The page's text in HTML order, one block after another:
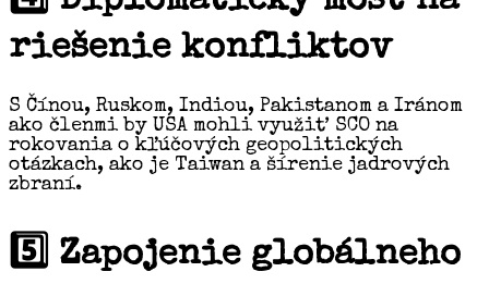
riešenie konfliktov
S Čínou, Ruskom, Indiou, Pakistanom a Iránom
ako členmi by USA mohli využiť SCO na
rokovania o kľúčových geopolitických
otázkach, ako je Taiwan a šírenie jadrových
zbraní.
5️⃣ Zapojenie globálneho